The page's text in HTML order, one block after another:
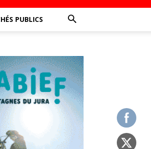
PUBLICS